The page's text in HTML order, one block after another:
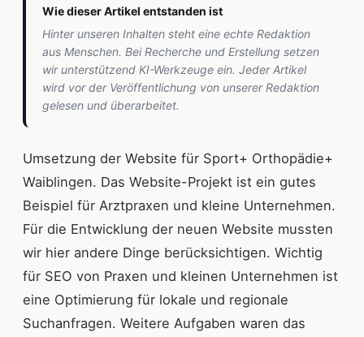
Wie dieser Artikel entstanden ist
Hinter unseren Inhalten steht eine echte Redaktion
aus Menschen. Bei Recherche und Erstellung setzen
wir unterstützend KI-Werkzeuge ein. Jeder Artikel
wird vor der Veröffentlichung von unserer Redaktion
gelesen und überarbeitet.
Umsetzung der Website für Sport+ Orthopädie+
Waiblingen. Das Website-Projekt ist ein gutes
Beispiel für Arztpraxen und kleine Unternehmen.
Für die Entwicklung der neuen Website mussten
wir hier andere Dinge berücksichtigen. Wichtig
für SEO von Praxen und kleinen Unternehmen ist
eine Optimierung für lokale und regionale
Suchanfragen. Weitere Aufgaben waren das